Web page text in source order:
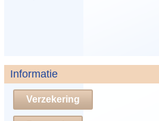
Informatie
Verzekering